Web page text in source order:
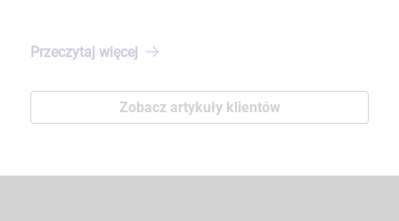
Przeczytaj więcej
Zobacz artykuły klientów